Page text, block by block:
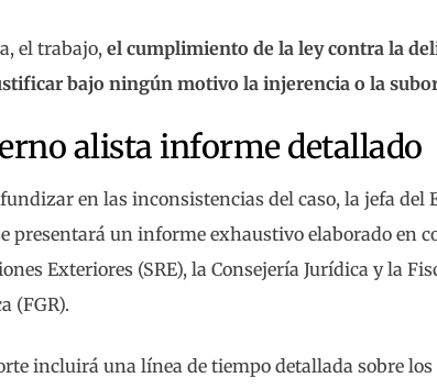
el trabajo, el cumplimiento de la ley contra la
bajo ningún motivo la injerencia o la
alista informe detallado
en las inconsistencias del caso, la jefa del
presentará un informe exhaustivo elaborado en
Exteriores (SRE), la Consejería Jurídica y la
(FGR).
incluirá una línea de tiempo detallada sobre